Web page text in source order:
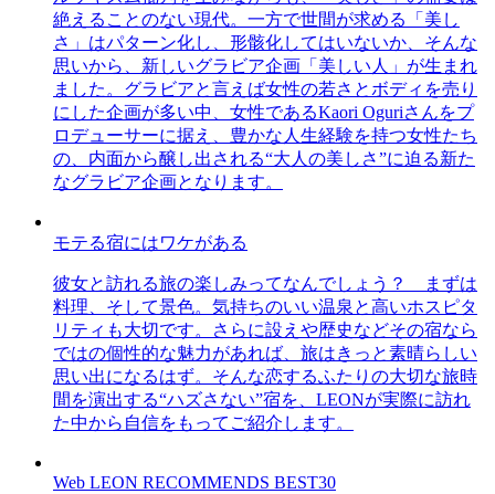
絶えることのない現代。一方で世間が求める「美し
さ」はパターン化し、形骸化してはいないか、そんな
思いから、新しいグラビア企画「美しい人」が生まれ
ました。グラビアと言えば女性の若さとボディを売り
にした企画が多い中、女性であるKaori Oguriさんをプ
ロデューサーに据え、豊かな人生経験を持つ女性たち
の、内面から醸し出される“大人の美しさ”に迫る新た
なグラビア企画となります。
モテる宿にはワケがある
彼女と訪れる旅の楽しみってなんでしょう？ まずは
料理、そして景色。気持ちのいい温泉と高いホスピタ
リティも大切です。さらに設えや歴史などその宿なら
ではの個性的な魅力があれば、旅はきっと素晴らしい
思い出になるはず。そんな恋するふたりの大切な旅時
間を演出する“ハズさない”宿を、LEONが実際に訪れ
た中から自信をもってご紹介します。
Web LEON RECOMMENDS BEST30